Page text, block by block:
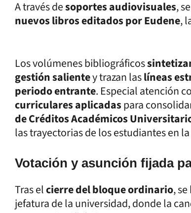
A través desoportes audiovisuales,
nuevos libros editados por Eudene,
Los volúmenes bibliográficos
gestión salientey trazan laslíneas
periodo entrante. Especial atención
curriculares aplicadaspara
de Créditos Académicos
las trayectorias de los estudiantes en
Votación y asunción fijada
Tras elcierre del bloque ordinario,
jefatura de la universidad, donde la